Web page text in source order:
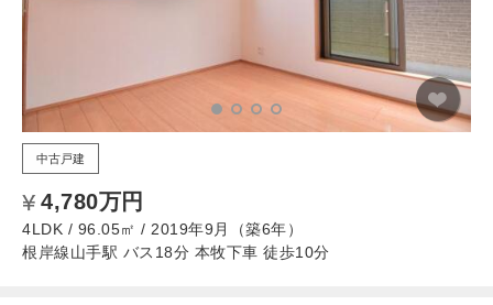
中古戸建
4,780万円
4LDK / 96.05㎡ / 2019年9月（築6年）
根岸線山手駅 バス18分 本牧下車 徒歩10分